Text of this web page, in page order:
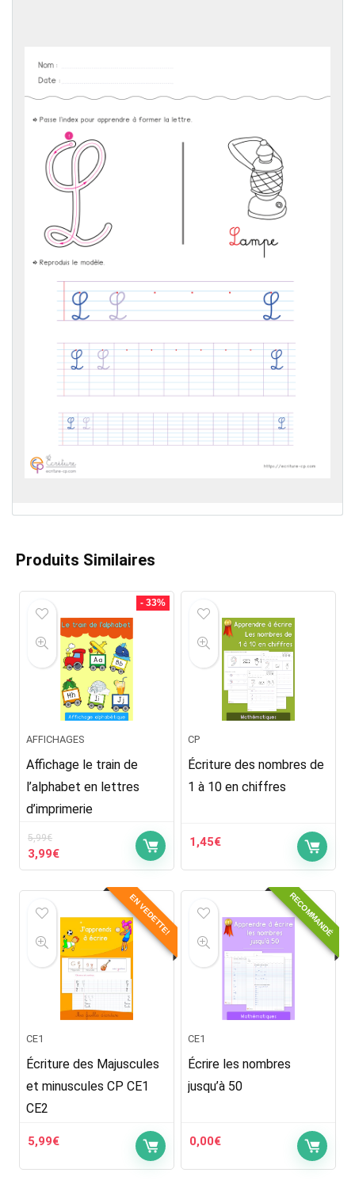
Produits Similaires
- 33%
AFFICHAGES
Affichage le train de
l’alphabet en lettres
d’imprimerie
5,99€
Le
prix
5,99€.
3,99€Le
prix
3,99€.
CP
Écriture des nombres de
1 à 10 en chiffres
1,45€
EN VEDETTE!
CE1
Écriture des Majuscules
et minuscules CP CE1
CE2
5,99€
RECOMMANDÉ
CE1
Écrire les nombres
jusqu’à 50
0,00€